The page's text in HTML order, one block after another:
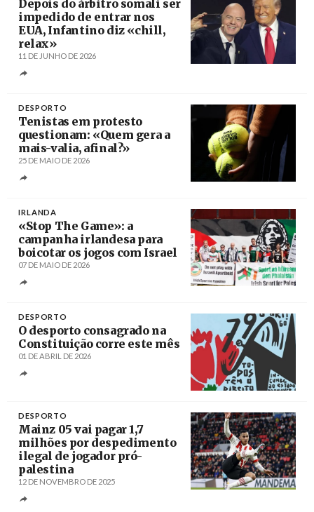
Depois do árbitro somali ser
impedido de entrar nos
EUA, Infantino diz «chill,
relax»
11 DE JUNHO DE 2026
DESPORTO
Tenistas em protesto
questionam: «Quem gera a
mais-valia, afinal?»
25 DE MAIO DE 2026
IRLANDA
«Stop The Game»: a
campanha irlandesa para
boicotar os jogos com Israel
07 DE MAIO DE 2026
DESPORTO
O desporto consagrado na
Constituição corre este mês
01 DE ABRIL DE 2026
DESPORTO
Mainz 05 vai pagar 1,7
milhões por despedimento
ilegal de jogador pró-
palestina
12 DE NOVEMBRO DE 2025